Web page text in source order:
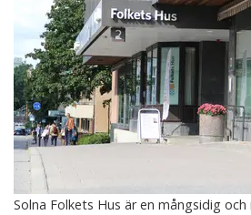
Solna Folkets Hus är en mångsidig